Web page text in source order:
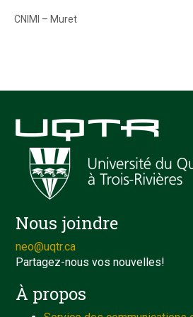
CNIMI – Muret
Nous joindre
neo@uqtr.ca
Partagez-nous vos nouvelles!
À propos